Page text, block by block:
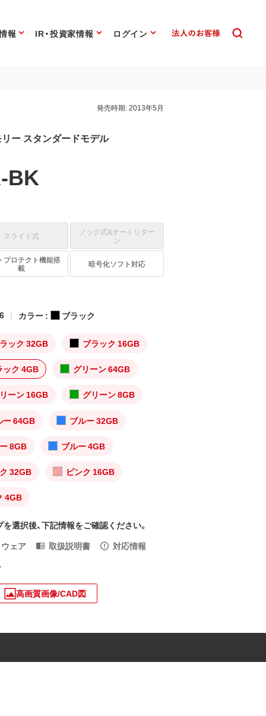
報 IR・投資家情報 ログイン
発売時期:2013年5月
ー スタンダードモデル
BK
スライド式 ノック式&オートリター
ン
プロテクト機能搭
載 暗号化ソフト対応
カラー : ブラック
ック 32GB ブラック 16GB
ック 4GB グリーン 64GB
ーン 16GB グリーン 8GB
ー 64GB ブルー 32GB
8GB ブルー 4GB
32GB ピンク 16GB
4GB
選択後、下記情報をご確認ください。
ェア
取扱説明書
対応情報
高画質画像/CAD図